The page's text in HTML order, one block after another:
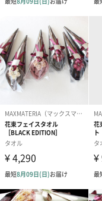
●濡れ
●切ら
●これ
●子供や
●口に入
●認知症
る。
●用途以
●下洗
●製品
●製品
ですぐ
<応急
●万一
の処置
●目に
●万一
く洗い
いをし